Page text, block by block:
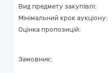
Вид предмету закупівлі:
Мінімальний крок аукціону:
Оцінка пропозицій:
Замовник: